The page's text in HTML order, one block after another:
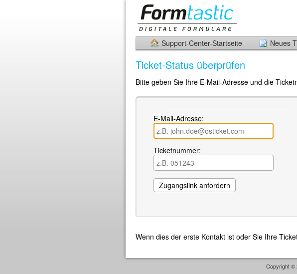
Support-Center-Startseite Neues
Ticket-Status überprüfen
Bitte geben Sie Ihre E-Mail-Adresse und die
E-Mail-Adresse:
Ticketnummer:
Wenn dies der erste Kontakt ist oder Sie Ihre
Copyright ©